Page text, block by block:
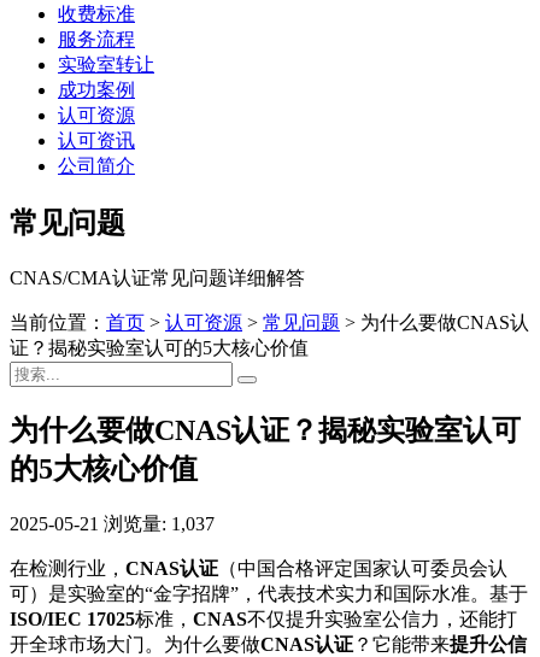
收费标准
服务流程
实验室转让
成功案例
认可资源
认可资讯
公司简介
常见问题
CNAS/CMA认证常见问题详细解答
当前位置： 首页 > 认可资源 > 常见问题 > 为什么要做CNAS认
证？揭秘实验室认可的5大核心价值
为什么要做CNAS认证？揭秘实验室认可
的5大核心价值
2025-05-21 浏览量: 1,037
在检测行业， CNAS认证 （中国合格评定国家认可委员会认
可）是实验室的“金字招牌”，代表技术实力和国际水准。基于
ISO/IEC 17025标准， CNAS不仅提升实验室公信力，还能打
开全球市场大门。为什么要做CNAS认证 ？它能带来提升公信